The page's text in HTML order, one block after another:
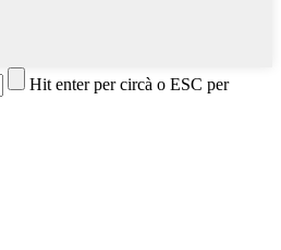
Hit enter per circà o ESC per